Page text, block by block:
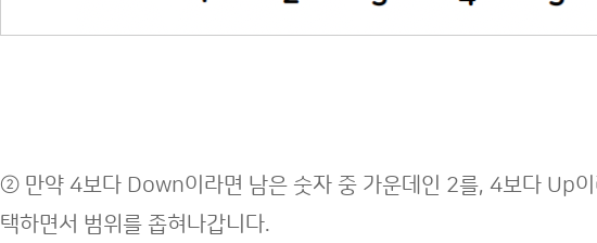
② 만약 4보다 Down이라면 남은 숫자 중 가운데인 2를, 4보다 Up
택하면서 범위를 좁혀나갑니다.